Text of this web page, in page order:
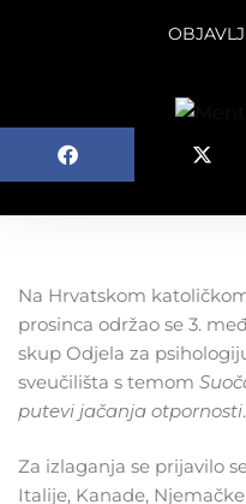
Na Hrvatskom
prosinca održao se 3.
skup Odjela za
sveučilišta s temom
putevi jačanja otpornosti.
Za izlaganja se prijavilo
Italije, Kanade,